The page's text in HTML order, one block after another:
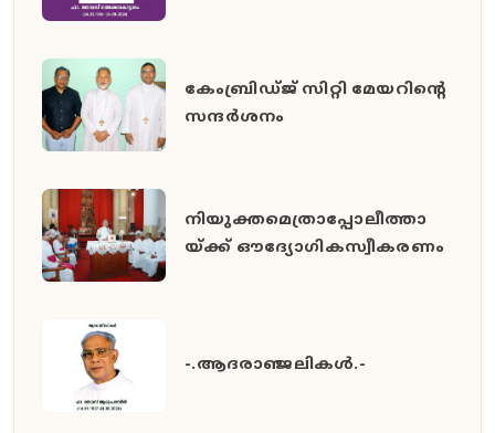
കേംബ്രിഡ്ജ് സിറ്റി മേയറിൻ്റെ
സന്ദർശനം
നിയുക്തമെത്രാപ്പോലീത്താ
യ്ക്ക് ഔദ്യോഗികസ്വീകരണം
-.ആദരാഞ്ജലികൾ.-